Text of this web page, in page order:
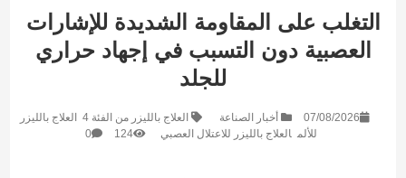
التغلب على المقاومة الشديدة للإشارات
العصبية دون التسبب في إجهاد حراري
للجلد
07/08/2026 أخبار الصناعة العلاج بالليزر من الفئة 4
العلاج بالليزر
للألم العلاج بالليزر للاعتلال العصبي 124
0